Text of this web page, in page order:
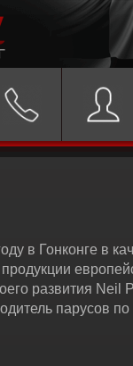
в Гонконге в
развития Neil
парусов